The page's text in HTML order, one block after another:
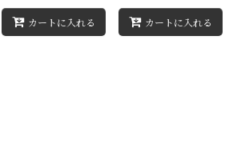
カートに入れる カートに入れる